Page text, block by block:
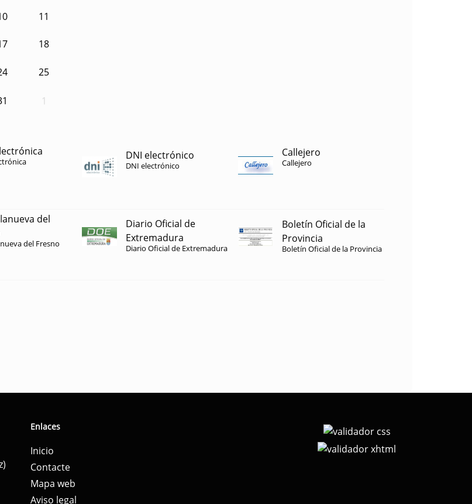
11
18
25
1
DNI electrónico
DNI electrónico
Callejero
Callejero
del
del Fresno
Diario Oficial de
Extremadura
Diario Oficial de Extremadura
Boletín Oficial de la
Provincia
Boletín Oficial de la Provincia
Enlaces
Inicio
Contacte
Mapa web
Aviso legal